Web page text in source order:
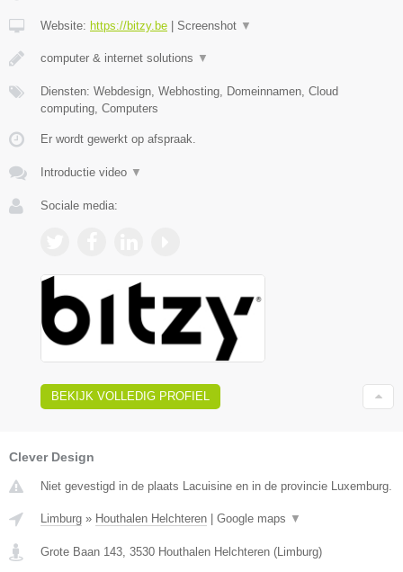
Website: https://bitzy.be Screenshot ▼
computer & internet solutions ▼
Diensten: Webdesign, Webhosting, Domeinnamen, Cloud
computing, Computers
Er wordt gewerkt op afspraak.
Introductie video ▼
Sociale media:
BEKIJK VOLLEDIG PROFIEL
Clever Design
Niet gevestigd in de plaats Lacuisine en in de provincie Luxemburg.
Limburg » Houthalen Helchteren Google maps ▼
Grote Baan 143, 3530 Houthalen Helchteren (Limburg)